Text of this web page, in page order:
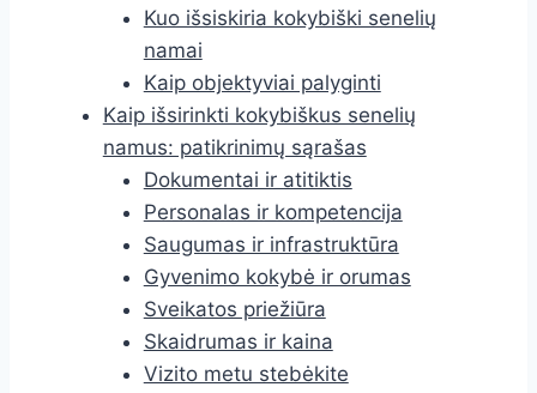
Kuo išsiskiria kokybiški senelių
namai
Kaip objektyviai palyginti
Kaip išsirinkti kokybiškus senelių
namus: patikrinimų sąrašas
Dokumentai ir atitiktis
Personalas ir kompetencija
Saugumas ir infrastruktūra
Gyvenimo kokybė ir orumas
Sveikatos priežiūra
Skaidrumas ir kaina
Vizito metu stebėkite